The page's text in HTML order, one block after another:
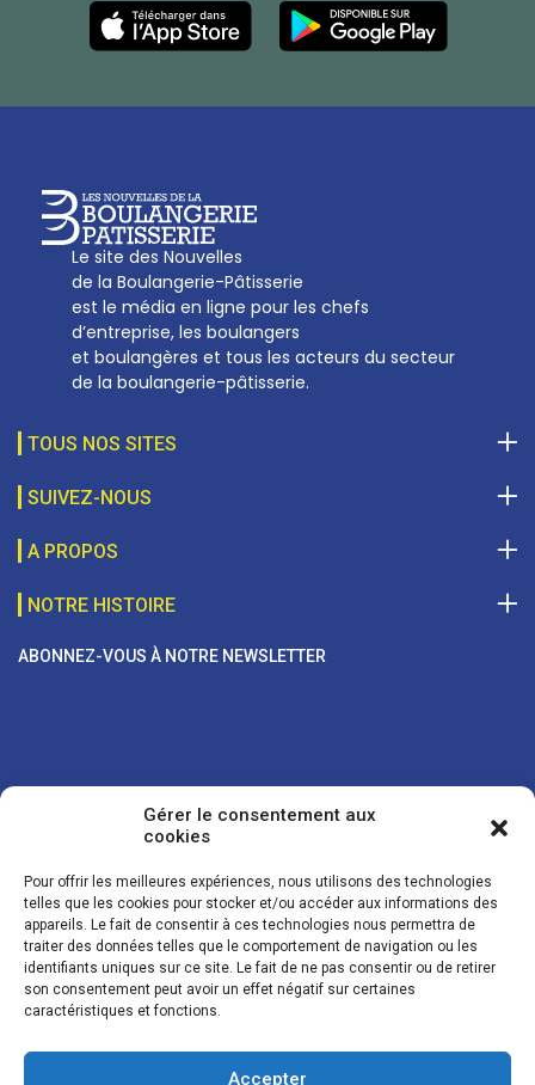
Gérer le consentement aux
cookies
Pour offrir les meilleures expériences, nous utilisons des technologies
telles que les cookies pour stocker et/ou accéder aux informations des
appareils. Le fait de consentir à ces technologies nous permettra de
traiter des données telles que le comportement de navigation ou les
identifiants uniques sur ce site. Le fait de ne pas consentir ou de retirer
son consentement peut avoir un effet négatif sur certaines
caractéristiques et fonctions.
Accepter
Le site des Nouvelles
de la Boulangerie-Pâtisserie
est le média en ligne pour les chefs
d’entreprise, les boulangers
et boulangères et tous les acteurs du secteur
de la boulangerie-pâtisserie.
TOUS NOS SITES
SUIVEZ-NOUS
A PROPOS
Les Nouvelles de la Boulangerie-Pâtisserie Française
27, av d’Eylau - 75782 Paris Cédex 16
01 53 70 16 25
NOTRE HISTOIRE
ABONNEZ-VOUS À NOTRE NEWSLETTER
Vos coordonnées sont uniquement utilisées pour vous envoyer des
lettres d'information sur nos activités. Vous pouvez à tout moment
utiliser le lien de désinscription figurant dans la lettre d'information.